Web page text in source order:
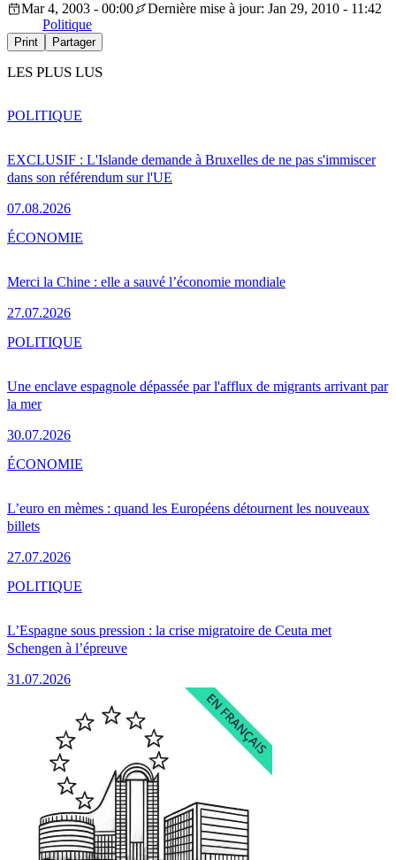
Mar 4, 2003 - 00:00
Dernière mise à jour: Jan 29, 2010 - 11:42
Politique
Print Partager
LES PLUS LUS
EXCLUSIF : L'Islande demande à Bruxelles de ne pas s'immiscer
dans son référendum sur l'UE
07.08.2026
POLITIQUE
Merci la Chine : elle a sauvé l’économie mondiale
27.07.2026
ÉCONOMIE
Une enclave espagnole dépassée par l'afflux de migrants arrivant par
la mer
30.07.2026
POLITIQUE
L’euro en mèmes : quand les Européens détournent les nouveaux
billets
27.07.2026
ÉCONOMIE
L’Espagne sous pression : la crise migratoire de Ceuta met
Schengen à l’épreuve
31.07.2026
POLITIQUE